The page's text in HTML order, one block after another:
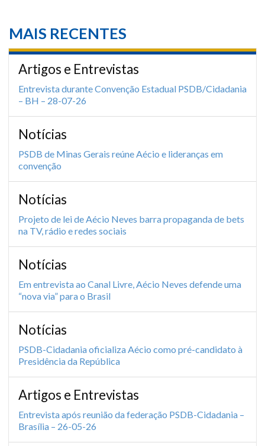
MAIS RECENTES
Artigos e Entrevistas
Entrevista durante Convenção Estadual PSDB/Cidadania
– BH – 28-07-26
Notícias
PSDB de Minas Gerais reúne Aécio e lideranças em
convenção
Notícias
Projeto de lei de Aécio Neves barra propaganda de bets
na TV, rádio e redes sociais
Notícias
Em entrevista ao Canal Livre, Aécio Neves defende uma
“nova via” para o Brasil
Notícias
PSDB-Cidadania oficializa Aécio como pré-candidato à
Presidência da República
Artigos e Entrevistas
Entrevista após reunião da federação PSDB-Cidadania –
Brasília – 26-05-26